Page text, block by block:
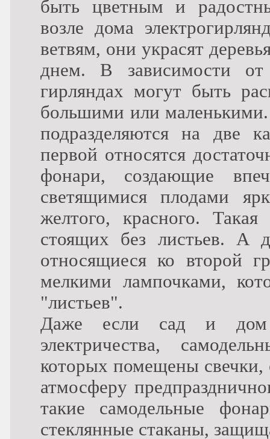
быть цветным и
возле дома
ветвям, они украсят
днем. В зависимости
гирляндах могут быть
большими или маленькими.
подразделяются на две
первой относятся
фонари, создающие
светящимися плодами
желтого, красного.
стоящих без листьев. А
относящиеся ко второй
мелкими лампочками,
"листьев".
Даже если сад и дом
электричества,
которых помещены свечки,
атмосферу
такие самодельные
стеклянные стаканы,